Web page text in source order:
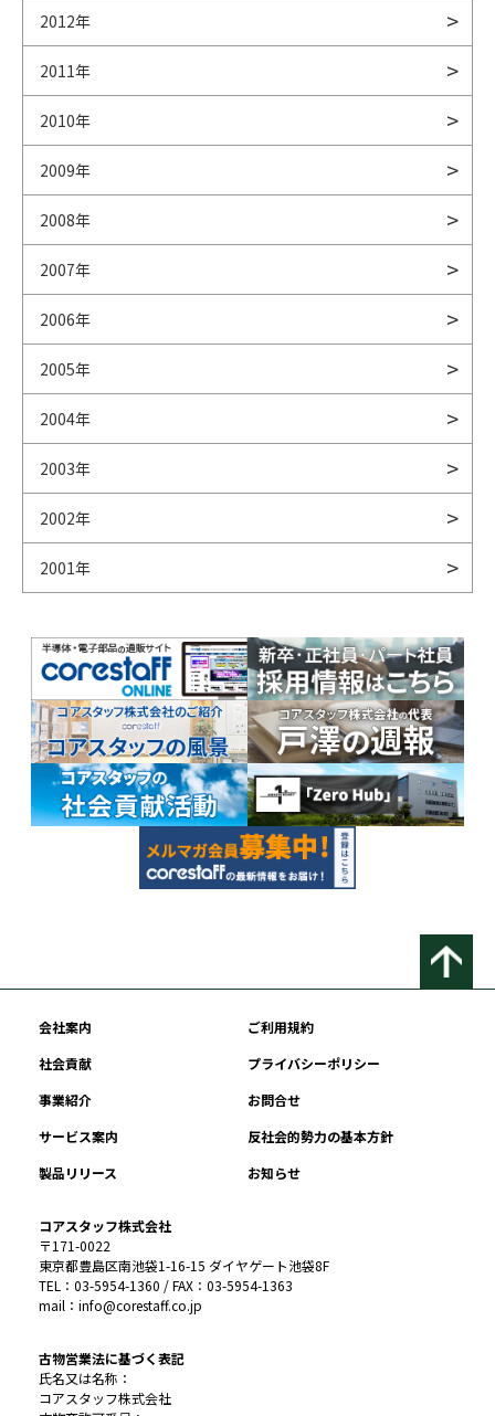
2012年
2011年
2010年
2009年
2008年
2007年
2006年
2005年
2004年
2003年
2002年
2001年
会社案内
ご利用規約
社会貢献
プライバシーポリシー
事業紹介
お問合せ
サービス案内
反社会的勢力の基本方針
製品リリース
お知らせ
コアスタッフ株式会社
〒171-0022
東京都豊島区南池袋1-16-15 ダイヤゲート池袋8F
TEL：03-5954-1360 / FAX：03-5954-1363
mail：info@corestaff.co.jp
古物営業法に基づく表記
氏名又は名称：
コアスタッフ株式会社